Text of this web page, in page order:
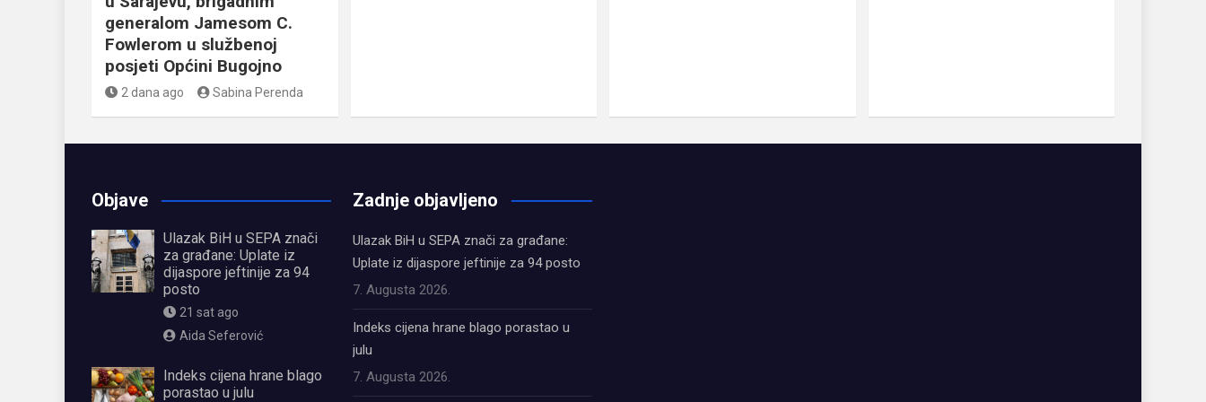
generalom Jamesom C.
Fowlerom u službenoj
posjeti Općini Bugojno
2 dana ago Sabina Perenda
Objave
Ulazak BiH u SEPA znači
za građane: Uplate iz
dijaspore jeftinije za 94
posto
21 sat ago
Aida Seferović
Indeks cijena hrane blago
porastao u julu
Zadnje objavljeno
Ulazak BiH u SEPA znači za građane:
Uplate iz dijaspore jeftinije za 94 posto
7. Augusta 2026.
Indeks cijena hrane blago porastao u
julu
7. Augusta 2026.